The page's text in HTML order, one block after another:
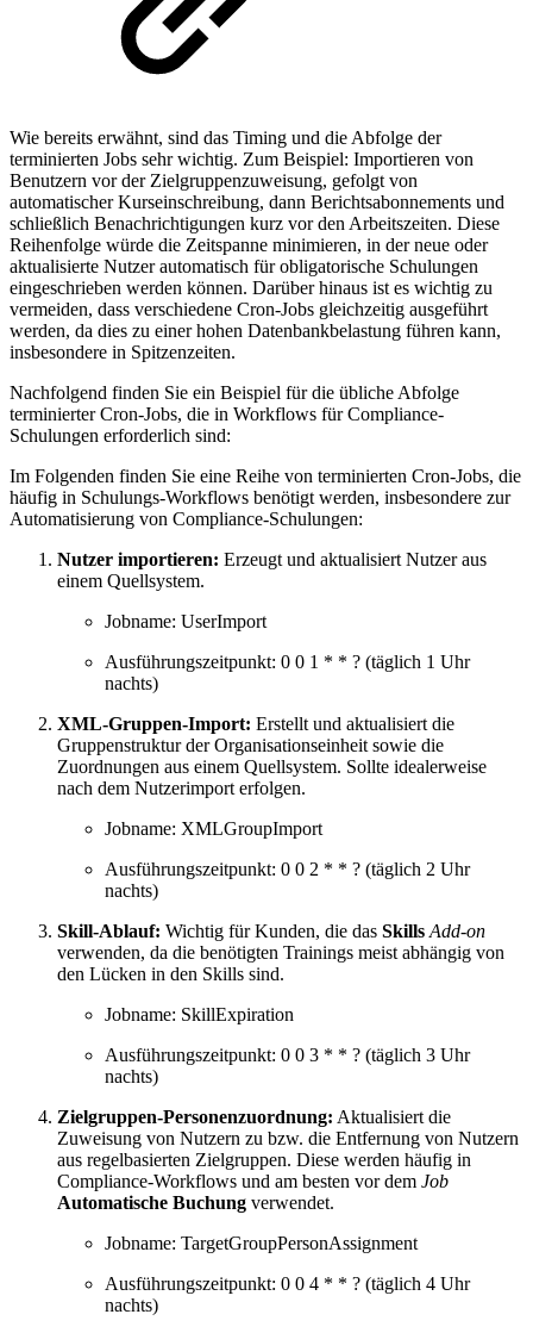
Wie bereits erwähnt, sind das Timing und die Abfolge der
terminierten Jobs sehr wichtig. Zum Beispiel: Importieren von
Benutzern vor der Zielgruppenzuweisung, gefolgt von
automatischer Kurseinschreibung, dann Berichtsabonnements und
schließlich Benachrichtigungen kurz vor den Arbeitszeiten. Diese
Reihenfolge würde die Zeitspanne minimieren, in der neue oder
aktualisierte Nutzer automatisch für obligatorische Schulungen
eingeschrieben werden können. Darüber hinaus ist es wichtig zu
vermeiden, dass verschiedene Cron-Jobs gleichzeitig ausgeführt
werden, da dies zu einer hohen Datenbankbelastung führen kann,
insbesondere in Spitzenzeiten.
Nachfolgend finden Sie ein Beispiel für die übliche Abfolge
terminierter Cron-Jobs, die in Workflows für Compliance-
Schulungen erforderlich sind:
Im Folgenden finden Sie eine Reihe von terminierten Cron-Jobs, die
häufig in Schulungs-Workflows benötigt werden, insbesondere zur
Automatisierung von Compliance-Schulungen:
Nutzer importieren: Erzeugt und aktualisiert Nutzer aus
einem Quellsystem.
Jobname: UserImport
Ausführungszeitpunkt: 0 0 1 * * ? (täglich 1 Uhr
nachts)
XML-Gruppen-Import: Erstellt und aktualisiert die
Gruppenstruktur der Organisationseinheit sowie die
Zuordnungen aus einem Quellsystem. Sollte idealerweise
nach dem Nutzerimport erfolgen.
Jobname: XMLGroupImport
Ausführungszeitpunkt: 0 0 2 * * ? (täglich 2 Uhr
nachts)
Skill-Ablauf: Wichtig für Kunden, die das Skills Add-on
verwenden, da die benötigten Trainings meist abhängig von
den Lücken in den Skills sind.
Jobname: SkillExpiration
Ausführungszeitpunkt: 0 0 3 * * ? (täglich 3 Uhr
nachts)
Zielgruppen-Personenzuordnung: Aktualisiert die
Zuweisung von Nutzern zu bzw. die Entfernung von Nutzern
aus regelbasierten Zielgruppen. Diese werden häufig in
Compliance-Workflows und am besten vor dem Job
Automatische Buchung verwendet.
Jobname: TargetGroupPersonAssignment
Ausführungszeitpunkt: 0 0 4 * * ? (täglich 4 Uhr
nachts)